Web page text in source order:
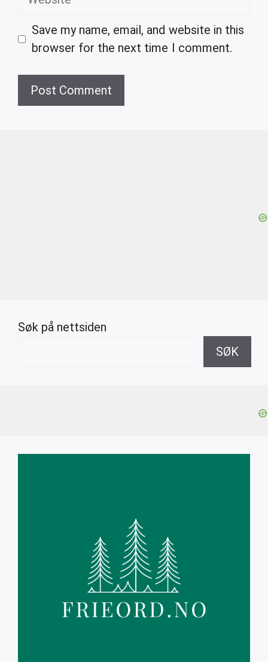
Save my name, email, and website in this
browser for the next time I comment.
Søk på nettsiden
SØK